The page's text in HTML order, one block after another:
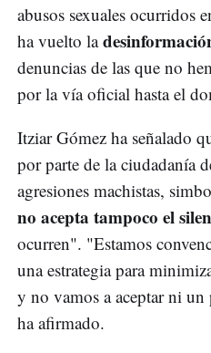
abusos sexuales ocurridos
ha vuelto la
denuncias de las que no
por la vía oficial hasta el
Itziar Gómez ha señalado
por parte de la ciudadanía
agresiones machistas,
no acepta tampoco el
ocurren". "Estamos
una estrategia para
y no vamos a aceptar ni un
ha afirmado.